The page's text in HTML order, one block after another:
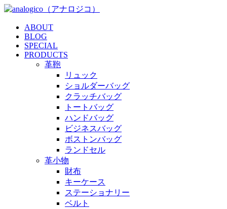
ABOUT
BLOG
SPECIAL
PRODUCTS
革鞄
リュック
ショルダーバッグ
クラッチバッグ
トートバッグ
ハンドバッグ
ビジネスバッグ
ボストンバッグ
ランドセル
革小物
財布
キーケース
ステーショナリー
ベルト